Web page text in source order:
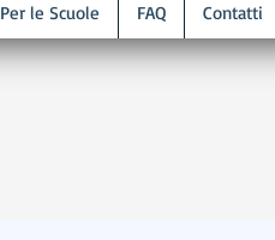
Per le Scuole FAQ Contatti